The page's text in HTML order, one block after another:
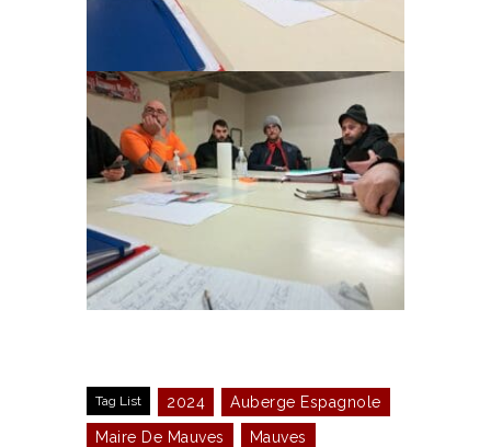
Tag List 2024
Auberge Espagnole
Maire De Mauves
Mauves